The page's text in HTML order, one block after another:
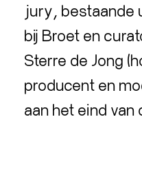
jury, bestaande
bij Broet en
Sterre de Jong
producent en
aan het eind